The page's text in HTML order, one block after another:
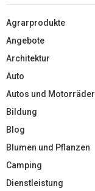
Agrarprodukte
Angebote
Architektur
Auto
Autos und Motorräder
Bildung
Blog
Blumen und Pflanzen
Camping
Dienstleistung